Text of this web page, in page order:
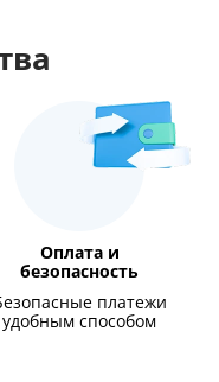
Оплата и
безопасность
платежи
удобным способом